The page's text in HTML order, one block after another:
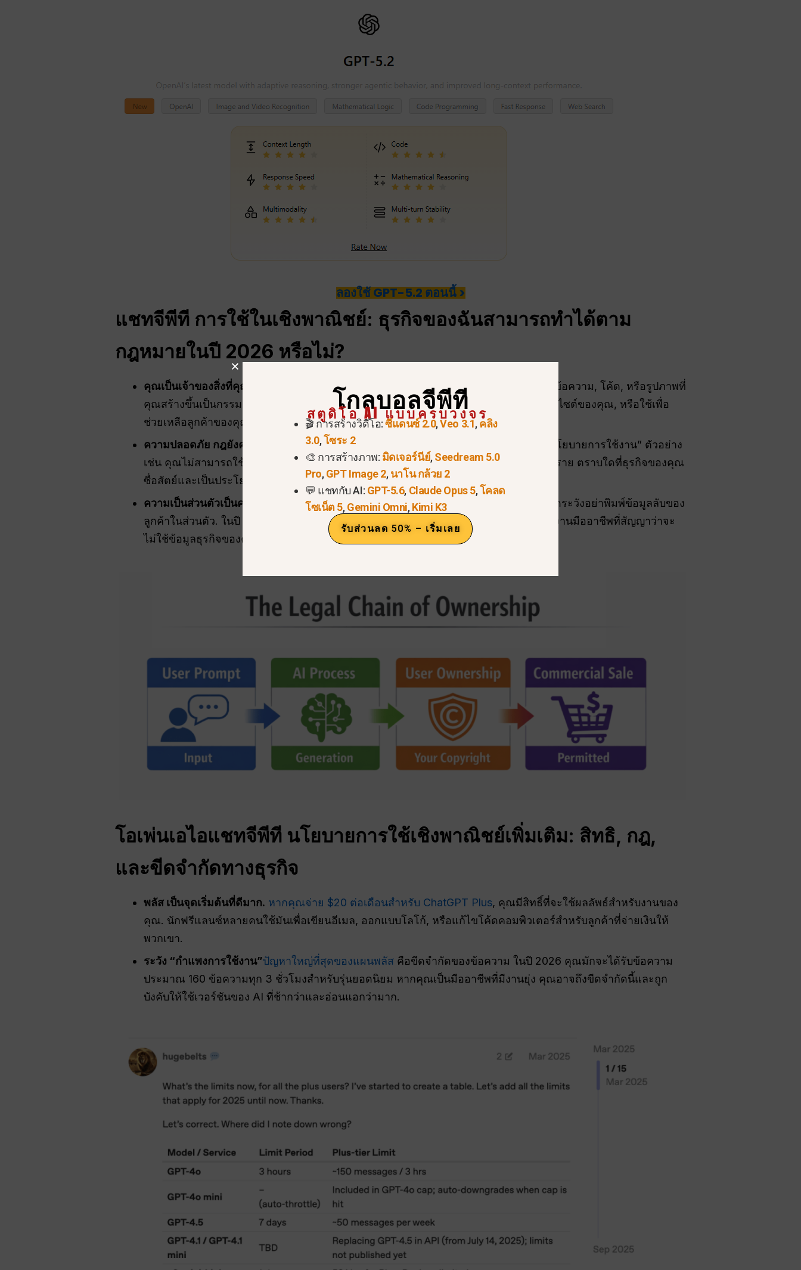
ลองใช้ GPT-5.2 ตอนนี้ >
แชทจีพีที การใช้ในเชิงพาณิชย์: ธุรกิจของฉันสามารถทำได้ตาม
กฎหมายในปี 2026 หรือไม่?
คุณเป็นเจ้าของสิ่งที่คุณสร้างขึ้น.
ตามข้อกำหนดการให้บริการของ OpenAI ปี 2026 ล่าสุด ข้อความ, โค้ด, หรือรูปภาพที่
คุณสร้างขึ้นเป็นกรรมสิทธิ์ของคุณ ซึ่งหมายความว่าคุณสามารถขายผลงาน, นำไปไว้บนเว็บไซต์ของคุณ, หรือใช้เพื่อ
ช่วยเหลือลูกค้าของคุณได้โดยไม่เกิดปัญหาทางกฎหมายจาก OpenAI.
ความปลอดภัย กฎยังคงมีผลบังคับใช้.แม้ว่าคุณจะเป็นเจ้าของเนื้อหา คุณต้องปฏิบัติตาม “นโยบายการใช้งาน” ตัวอย่าง
เช่น คุณไม่สามารถใช้ AI เพื่อหลอกลวงผู้คน สร้างข่าวปลอม หรือสร้างคำแนะนำที่เป็นอันตราย ตราบใดที่ธุรกิจของคุณ
ซื่อสัตย์และเป็นประโยชน์ คุณก็ไม่มีปัญหา.
ความเป็นส่วนตัวเป็นความรับผิดชอบของคุณ.เมื่อคุณใช้ ChatGPT สำหรับการทำงาน
, โปรดระวังอย่าพิมพ์ข้อมูลลับของ
ลูกค้าในส่วนตัว. ในปี 2026, OpenAI มีการตั้งค่าความเป็นส่วนตัวที่ดีขึ้น แต่การใช้พื้นที่ทำงานมืออาชีพที่สัญญาว่าจะ
ไม่ใช้ข้อมูลธุรกิจของคุณเพื่อฝึกอบรมแบบจำลองของพวกเขานั้นปลอดภัยกว่าเสมอ.
โอเพ่นเอไอแชทจีพีที นโยบายการใช้เชิงพาณิชย์เพิ่มเติม: สิทธิ, กฎ,
และขีดจำกัดทางธุรกิจ
พลัส เป็นจุดเริ่มต้นที่ดีมาก. หากคุณจ่าย $20 ต่อเดือนสำหรับ ChatGPT Plus, คุณมีสิทธิ์ที่จะใช้ผลลัพธ์สำหรับงานของ
คุณ. นักฟรีแลนซ์หลายคนใช้มันเพื่อเขียนอีเมล, ออกแบบโลโก้, หรือแก้ไขโค้ดคอมพิวเตอร์สำหรับลูกค้าที่จ่ายเงินให้
พวกเขา.
ระวัง “กำแพงการใช้งาน”ปัญหาใหญ่ที่สุดของแผนพลัส คือขีดจำกัดของข้อความ ในปี 2026 คุณมักจะได้รับข้อความ
ประมาณ 160 ข้อความทุก 3 ชั่วโมงสำหรับรุ่นยอดนิยม หากคุณเป็นมืออาชีพที่มีงานยุ่ง คุณอาจถึงขีดจำกัดนี้และถูก
บังคับให้ใช้เวอร์ชันของ AI ที่ช้ากว่าและอ่อนแอกว่ามาก.
โกลบอลจีพีที
สตูดิโอ AI แบบครบวงจร
🎬 การสร้างวิดีโอ:ซีแดนซ์ 2.0,Veo 3.1,คลิง
3.0,โซระ 2
🎨 การสร้างภาพ: มิดเจอร์นีย์,Seedream 5.0
Pro,GPT Image 2,นาโน กล้วย 2
💬 แชทกับ AI: GPT-5.6, Claude Opus 5,โคลด
โซเน็ต 5,Gemini Omni,Kimi K3
รับส่วนลด 50% – เริ่มเลย